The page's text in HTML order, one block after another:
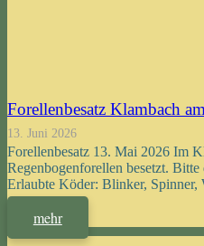
Forellenbesatz Klambach
13. Juni 2026
Forellenbesatz 13. Mai 2026 Im
Regenbogenforellen besetzt.
Erlaubte Köder: Blinker,
mehr